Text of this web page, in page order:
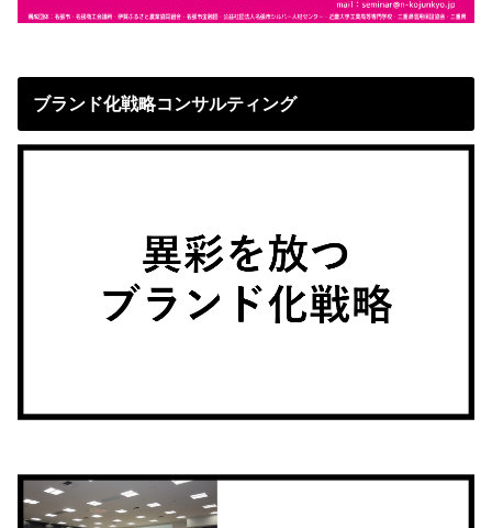
ブランド化戦略コンサルティング